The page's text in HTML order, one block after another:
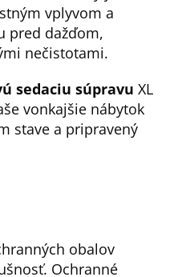
vplyvom a
pred dažďom,
nečistotami.
sedaciu súpravu XL
vonkajšie nábytok
stave a pripravený
obalov
Ochranné